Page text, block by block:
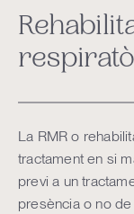
La RMR o
tractament en si
previ a un
presència o no